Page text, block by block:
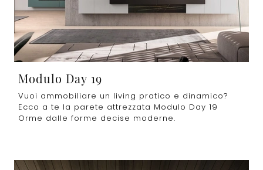
Modulo Day 19
Vuoi ammobiliare un living pratico e dinamico?
Ecco a te la parete attrezzata Modulo Day 19
Orme dalle forme decise moderne.